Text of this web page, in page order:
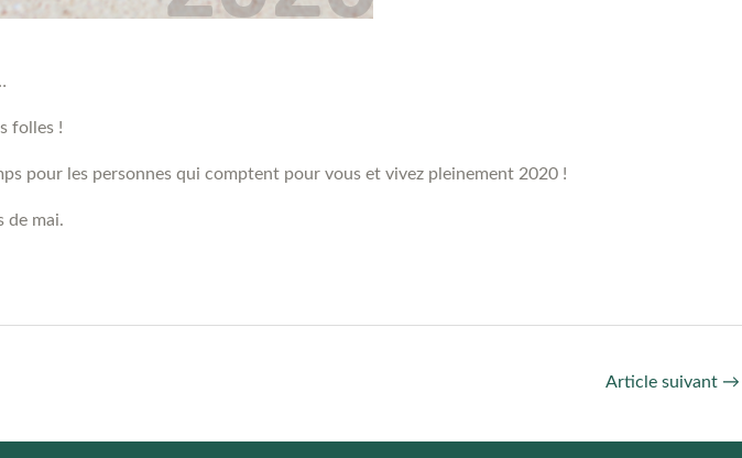
folles !
pour les personnes qui comptent pour vous et vivez pleinement 2020 !
de mai.
Article suivant →